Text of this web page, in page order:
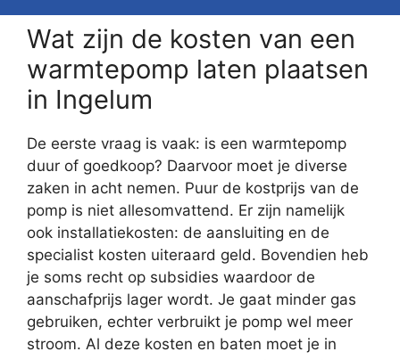
Wat zijn de kosten van een
warmtepomp laten plaatsen
in Ingelum
De eerste vraag is vaak: is een warmtepomp
duur of goedkoop? Daarvoor moet je diverse
zaken in acht nemen. Puur de kostprijs van de
pomp is niet allesomvattend. Er zijn namelijk
ook installatiekosten: de aansluiting en de
specialist kosten uiteraard geld. Bovendien heb
je soms recht op subsidies waardoor de
aanschafprijs lager wordt. Je gaat minder gas
gebruiken, echter verbruikt je pomp wel meer
stroom. Al deze kosten en baten moet je in